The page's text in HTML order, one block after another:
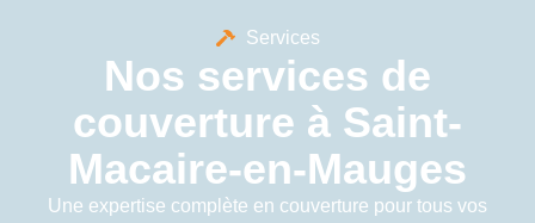
Services
Nos services de
couverture à Saint-
Macaire-en-Mauges
Une expertise complète en couverture pour tous vos